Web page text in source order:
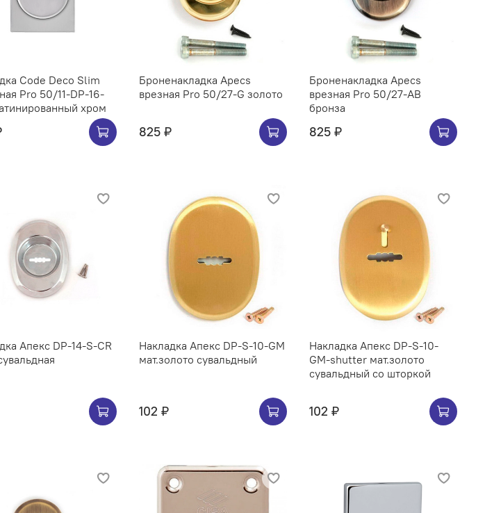
Code Deco Slim
Pro 50/11-DP-16-
хром
Броненакладка Apecs
врезная Pro 50/27-G золото
825 ₽
Броненакладка Apecs
врезная Pro 50/27-AB
бронза
825 ₽
Апекс DP-14-S-CR
Накладка Апекс DP-S-10-GM
мат.золото сувальдный
102 ₽
Накладка Апекс DP-S-10-
GM-shutter мат.золото
сувальдный со шторкой
102 ₽